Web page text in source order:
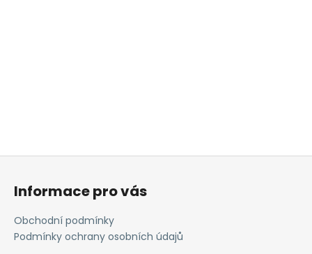
Z
Informace pro vás
Obchodní podmínky
Podmínky ochrany osobních údajů